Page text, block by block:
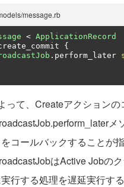
message.rb
< ApplicationRecord
{
. perform_later
て、Createアクションの
メ
コールバックすることが指
はActive Jobの
行する処理を遅延実行す